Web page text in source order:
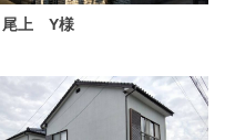
尾上 Y様